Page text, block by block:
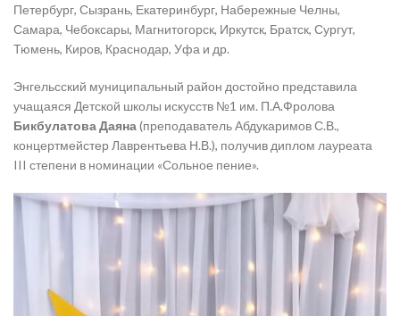
Петербург, Сызрань, Екатеринбург, Набережные Челны,
Самара, Чебоксары, Магнитогорск, Иркутск, Братск, Сургут,
Тюмень, Киров, Краснодар, Уфа и др.
Энгельсский муниципальный район достойно представила
учащаяся Детской школы искусств №1 им. П.А.Фролова
Бикбулатова Даяна(преподаватель Абдукаримов С.В.,
концертмейстер Лаврентьева Н.В.), получив диплом лауреата
III степени в номинации «Сольное пение».